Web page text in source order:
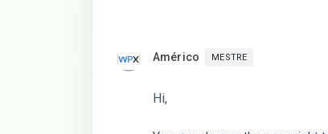
Américo MESTRE
Hi,